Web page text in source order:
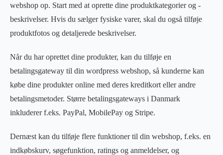
webshop op. Start med at oprette dine produktkategorier og -
beskrivelser. Hvis du sælger fysiske varer, skal du også tilføje
produktfotos og detaljerede beskrivelser.
Når du har oprettet dine produkter, kan du tilføje en
betalingsgateway til din wordpress webshop, så kunderne kan
købe dine produkter online med deres kreditkort eller andre
betalingsmetoder. Større betalingsgateways i Danmark
inkluderer f.eks. PayPal, MobilePay og Stripe.
Dernæst kan du tilføje flere funktioner til din webshop, f.eks. en
indkøbskurv, søgefunktion, ratings og anmeldelser, og